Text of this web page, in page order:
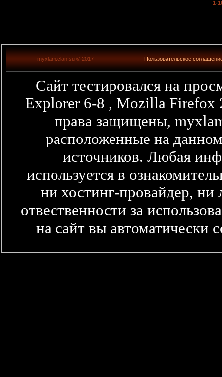
1-
myxlam.clan.su © 2017 Пользовательское
Сайт тестировался на
Explorer 6-8 , Mozilla Firefox
права защищены,
расположенные на
источников. Любая информация представленная здесь,
используется в
ни хостинг-провайдер,
отвественности за
на сайт вы автоматически